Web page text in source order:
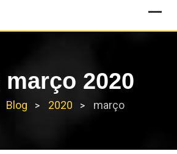
março 2020
Blog > 2020 > março